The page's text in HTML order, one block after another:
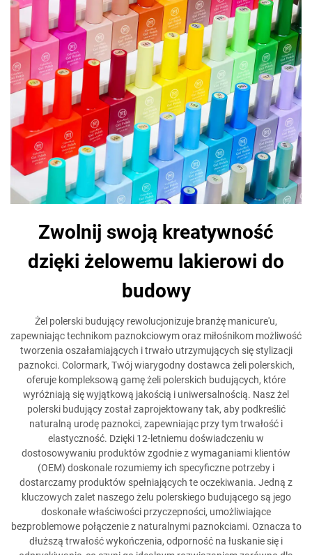
Zwolnij swoją kreatywność
dzięki żelowemu lakierowi do
budowy
Żel polerski budujący rewolucjonizuje branżę manicure'u,
zapewniając technikom paznokciowym oraz miłośnikom możliwość
tworzenia oszałamiających i trwało utrzymujących się stylizacji
paznokci. Colormark, Twój wiarygodny dostawca żeli polerskich,
oferuje kompleksową gamę żeli polerskich budujących, które
wyróżniają się wyjątkową jakością i uniwersalnością. Nasz żel
polerski budujący został zaprojektowany tak, aby podkreślić
naturalną urodę paznokci, zapewniając przy tym trwałość i
elastyczność. Dzięki 12-letniemu doświadczeniu w
dostosowywaniu produktów zgodnie z wymaganiami klientów
(OEM) doskonale rozumiemy ich specyficzne potrzeby i
dostarczamy produktów spełniających te oczekiwania. Jedną z
kluczowych zalet naszego żelu polerskiego budującego są jego
doskonałe właściwości przyczepności, umożliwiające
bezproblemowe połączenie z naturalnymi paznokciami. Oznacza to
dłuższą trwałość wykończenia, odporność na łuskanie się i